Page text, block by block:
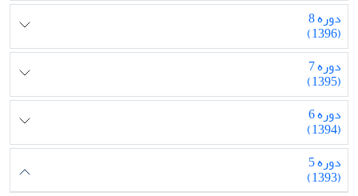
دوره 8
(1396)
دوره 7
(1395)
دوره 6
(1394)
دوره 5
(1393)